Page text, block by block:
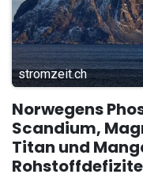
stromzeit.ch
Norwegens
Scandium,
Titan und